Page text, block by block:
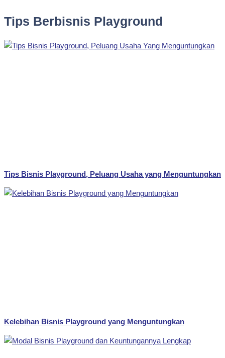
Tips Berbisnis Playground
Tips Bisnis Playground, Peluang Usaha yang Menguntungkan
Kelebihan Bisnis Playground yang Menguntungkan